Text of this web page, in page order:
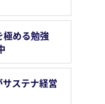
極める勉強
ステナ経営